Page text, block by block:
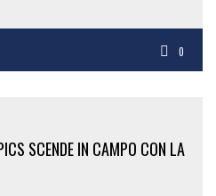
0
SCENDE IN CAMPO CON LA